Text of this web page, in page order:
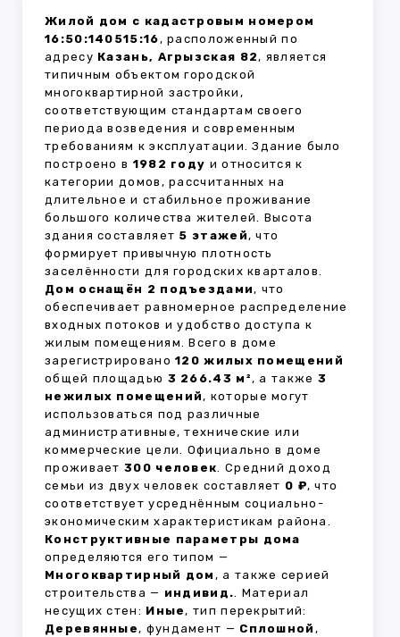
Жилой дом с кадастровым номером
16:50:140515:16, расположенный по
адресу Казань, Агрызская 82, является
типичным объектом городской
многоквартирной застройки,
соответствующим стандартам своего
периода возведения и современным
требованиям к эксплуатации. Здание было
построено в 1982 году и относится к
категории домов, рассчитанных на
длительное и стабильное проживание
большого количества жителей. Высота
здания составляет 5 этажей, что
формирует привычную плотность
заселённости для городских кварталов.
Дом оснащён 2 подъездами, что
обеспечивает равномерное распределение
входных потоков и удобство доступа к
жилым помещениям. Всего в доме
зарегистрировано120 жилых помещений
общей площадью 3 266.43 м², а также 3
нежилых помещений, которые могут
использоваться под различные
административные, технические или
коммерческие цели. Официально в доме
проживает 300 человек. Средний доход
семьи из двух человек составляет 0 ₽, что
соответствует усреднённым социально-
экономическим характеристикам района.
Конструктивные параметры дома
определяются его типом —
Многоквартирный дом , а также серией
строительства — индивид.. Материал
несущих стен: Иные, тип перекрытий:
Деревянные, фундамент — Сплошной ,